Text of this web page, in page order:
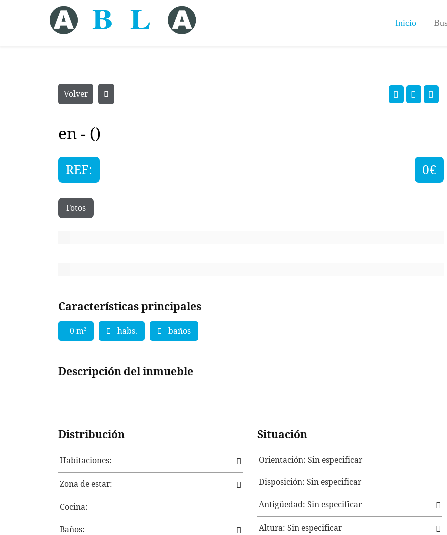
Inicio
Volver
en - ()
REF: 0€
Fotos
Características principales
0 m2 habs. baños
Descripción del inmueble
Distribución
Habitaciones:
Zona de estar:
Cocina:
Baños:
Situación
Orientación: Sin especificar
Disposición: Sin especificar
Antigüedad: Sin especificar
Altura: Sin especificar